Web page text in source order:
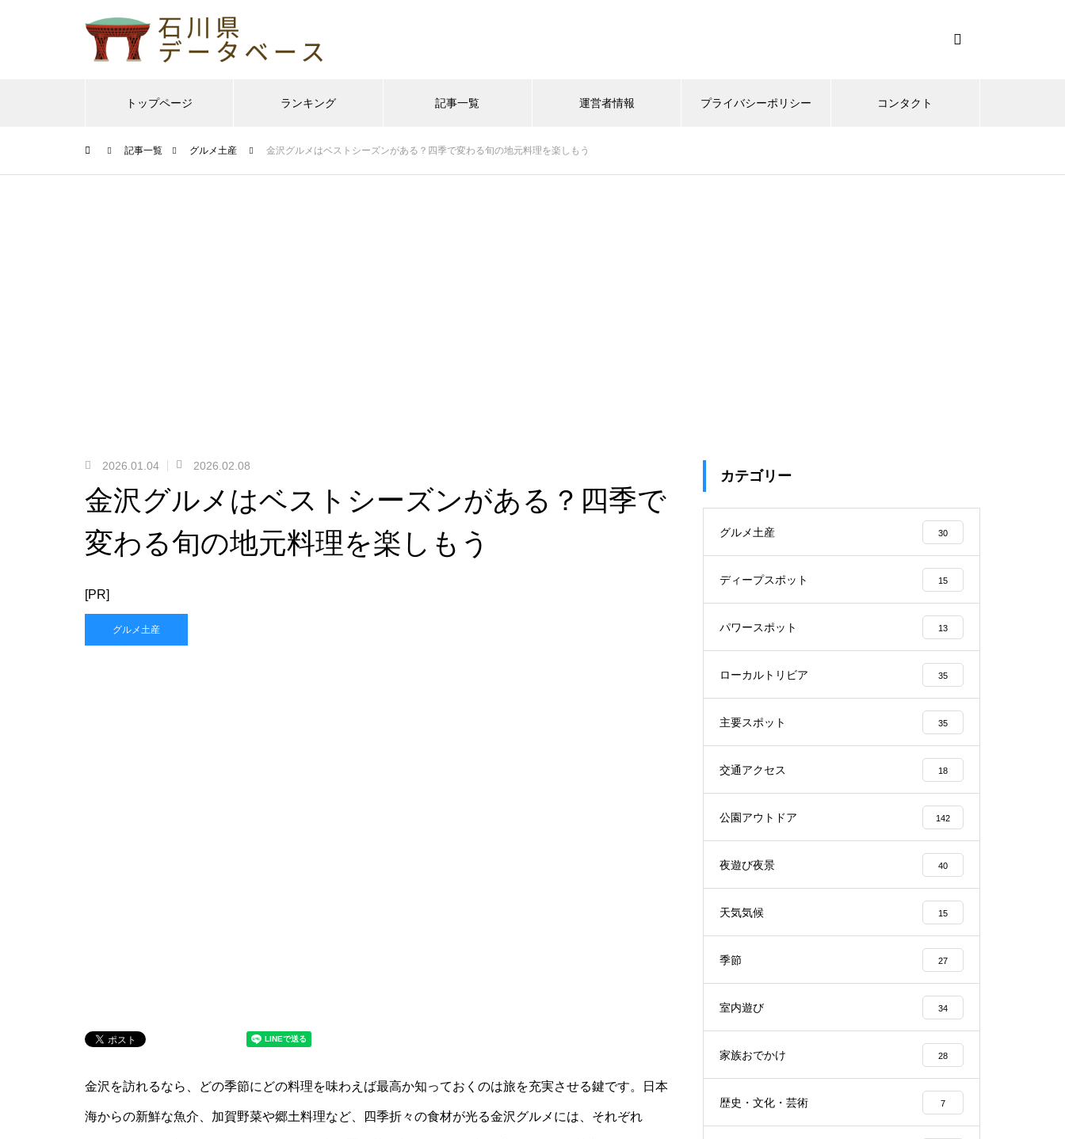
トップページ ランキング 記事一覧 運営者情報 プライバシーポリシー コンタクト
記事一覧 グルメ土産 金沢グルメはベストシーズンがある？四季で変わる旬の地元料理を楽しもう
2026.01.04 2026.02.08
金沢グルメはベストシーズンがある？四季で
変わる旬の地元料理を楽しもう
[PR]
グルメ土産
金沢を訪れるなら、どの季節にどの料理を味わえば最高か知っておくのは旅を充実させる鍵です。日本
海からの新鮮な魚介、加賀野菜や郷土料理など、四季折々の食材が光る金沢グルメには、それぞれ
カテゴリー
グルメ土産 30
ディープスポット 15
パワースポット 13
ローカルトリビア 35
主要スポット 35
交通アクセス 18
公園アウトドア 142
夜遊び夜景 40
天気気候 15
季節 27
室内遊び 34
家族おでかけ 28
歴史・文化・芸術 7